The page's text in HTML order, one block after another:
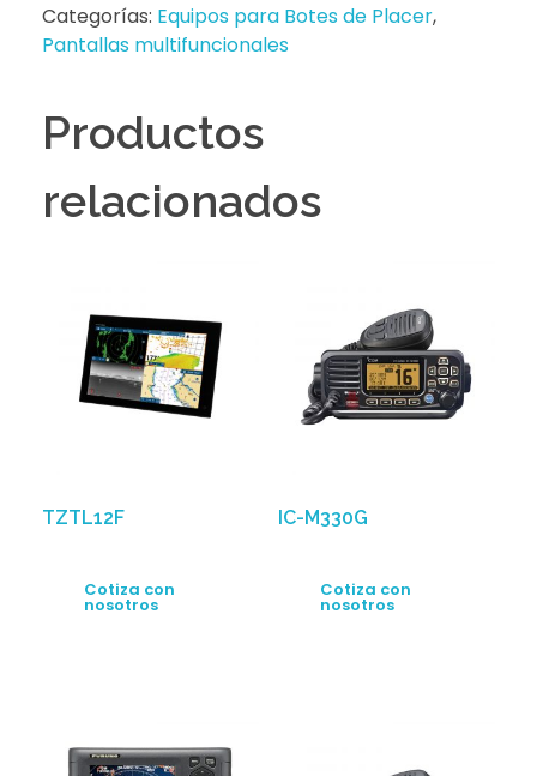
Categorías: Equipos para Botes de Placer,
Pantallas multifuncionales
Productos
relacionados
TZTL12F
Cotiza con
nosotros
IC-M330G
Cotiza con
nosotros